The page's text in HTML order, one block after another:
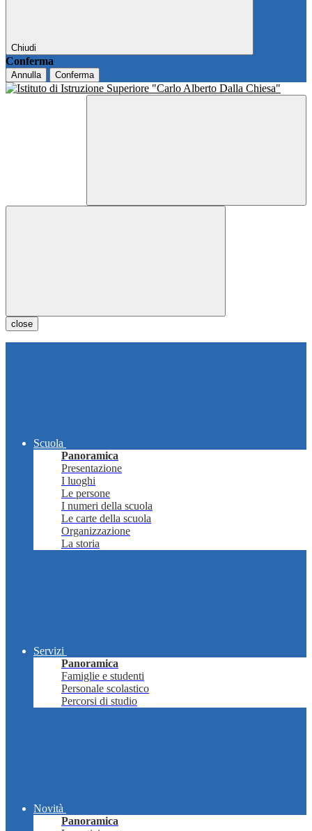
Chiudi
Conferma
Annulla Conferma
close
Scuola
Panoramica
Presentazione
I luoghi
Le persone
I numeri della scuola
Le carte della scuola
Organizzazione
La storia
Servizi
Panoramica
Famiglie e studenti
Personale scolastico
Percorsi di studio
Novità
Panoramica